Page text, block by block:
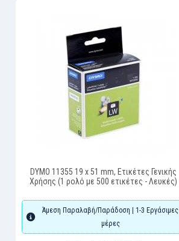
DYMO 11355 19 x 51 mm, Ετικέτες Γενικής
Χρήσης (1 ρολό με 500 ετικέτες - Λευκές)
Άμεση Παραλαβή/Παράδοση | 1-3 Εργάσιμες
μέρες